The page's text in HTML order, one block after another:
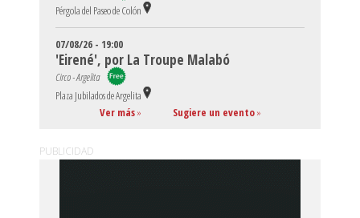
Pérgola del Paseo de Colón
07/08/26 - 19:00
'Eirené', por La Troupe Malabó
Circo - Argelita
Plaza Jubilados de Argelita
Ver más» Sugiere un evento»
PUBLICIDAD